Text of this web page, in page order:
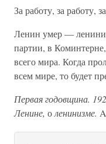
За работу, за работу,
Ленин умер —
партии, в
всего мира. Когда
всем мире, то будет
Первая годовщина.
Ленине, оленинизме.